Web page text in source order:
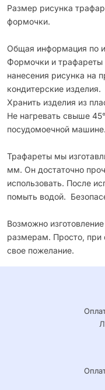
Размер рисунка
формочки.
Общая информация по
Формочки и трафареты
нанесения рисунка на
кондитерские изделия.
Хранить изделия из
Не нагревать свыше
посудомоечной машине.
Трафареты мы
мм. Он достаточно
использовать. После
помыть водой.
Возможно
размерам. Просто, при
свое пожелание.